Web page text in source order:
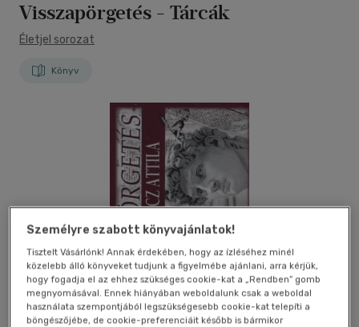
Visszapörgetés - Tárcák
Életjel sorozat
Könyv
Személyre szabott könyvajánlatok!
Tisztelt Vásárlónk! Annak érdekében, hogy az ízléséhez minél
közelebb álló könyveket tudjunk a figyelmébe ajánlani, arra kérjük,
hogy fogadja el az ehhez szükséges cookie-kat a „Rendben” gomb
megnyomásával. Ennek hiányában weboldalunk csak a weboldal
használata szempontjából legszükségesebb cookie-kat telepíti a
böngészőjébe, de cookie-preferenciáit később is bármikor